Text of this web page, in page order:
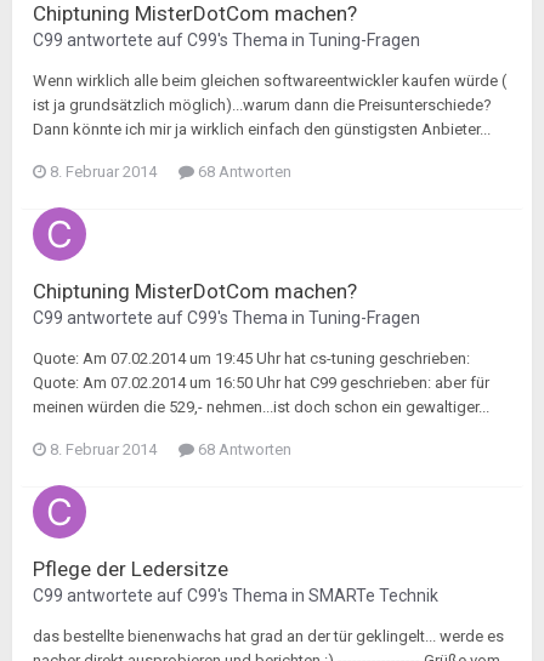
Chiptuning MisterDotCom machen?
C99 antwortete aufC99's Thema in Tuning-Fragen
Wenn wirklich alle beim gleichen softwareentwickler kaufen würde (
ist ja grundsätzlich möglich)...warum dann die Preisunterschiede?
Dann könnte ich mir ja wirklich einfach den günstigsten Anbieter...
8. Februar 2014 68 Antworten
Chiptuning MisterDotCom machen?
C99 antwortete aufC99's Thema in Tuning-Fragen
Quote: Am 07.02.2014 um 19:45 Uhr hat cs-tuning geschrieben:
Quote: Am 07.02.2014 um 16:50 Uhr hat C99 geschrieben: aber für
meinen würden die 529,- nehmen...ist doch schon ein gewaltiger...
8. Februar 2014 68 Antworten
Pflege der Ledersitze
C99 antwortete aufC99's Thema in SMARTe Technik
das bestellte bienenwachs hat grad an der tür geklingelt... werde es